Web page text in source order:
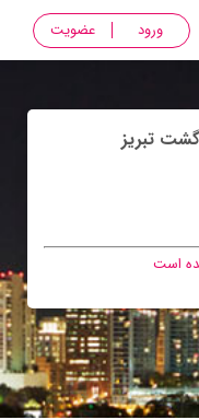
ورود عضویت
تبريز
است